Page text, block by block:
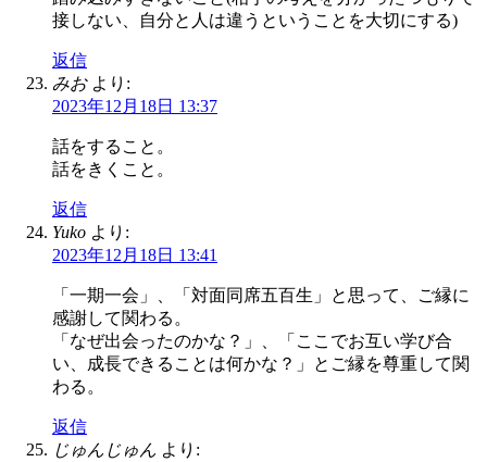
接しない、自分と人は違うということを大切にする)
返信
みお より:
2023年12月18日 13:37
話をすること。
話をきくこと。
返信
Yuko より:
2023年12月18日 13:41
「一期一会」、「対面同席五百生」と思って、ご縁に
感謝して関わる。
「なぜ出会ったのかな？」、「ここでお互い学び合
い、成長できることは何かな？」とご縁を尊重して関
わる。
返信
じゅんじゅん より: